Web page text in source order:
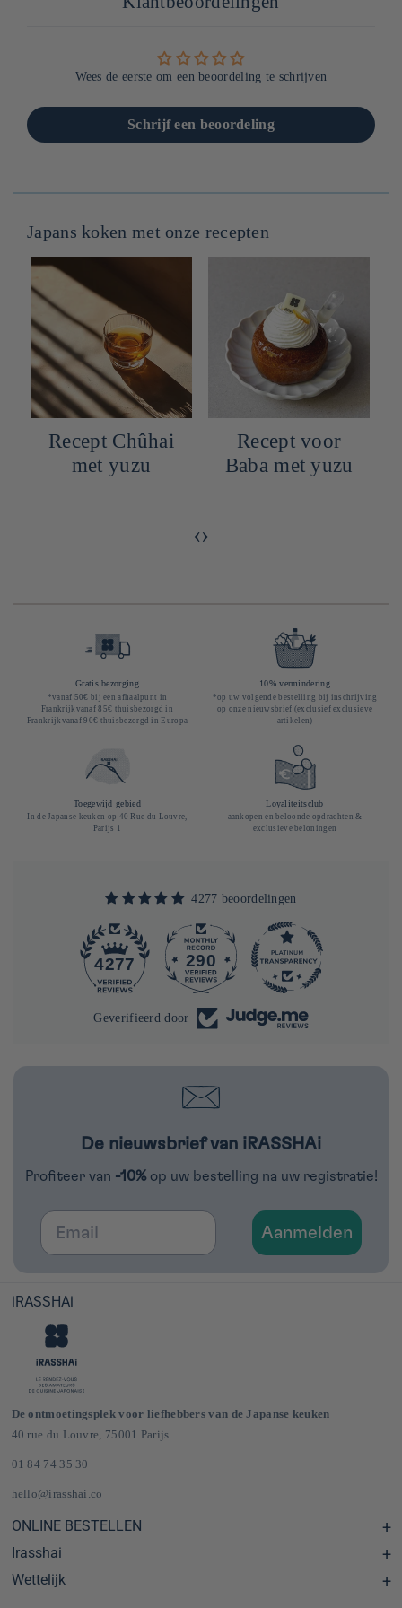
Wees de eerste om een beoordeling te schrijven
Schrijf een beoordeling
Japans koken met onze recepten
Recept Chûhai
met yuzu
Recept voor
Baba met yuzu
‹›
Gratis bezorging
*vanaf 50€ bij een afhaalpunt in
Frankrijkvanaf 85€ thuisbezorgd in
Frankrijkvanaf 90€ thuisbezorgd in Europa
10% vermindering
*op uw volgende bestelling bij inschrijving
op onze nieuwsbrief (exclusief exclusieve
artikelen)
Toegewijd gebied
In de Japanse keuken op 40 Rue du Louvre,
Parijs 1
Loyaliteitsclub
aankopen en beloonde opdrachten &
exclusieve beloningen
4277 beoordelingen
4277 290
Geverifieerd door
De nieuwsbrief van iRASSHAi
Profiteer van -10% op uw bestelling na uw registratie!
Email
Aanmelden
iRASSHAi
De ontmoetingsplek voor liefhebbers van de Japanse keuken
40 rue du Louvre, 75001 Parijs
01 84 74 35 30
hello@irasshai.co
ONLINE BESTELLEN
Centre d'aide & FAQ
Livraison et frais de port en France & Europe
Irasshai
Schema's
Wettelijk